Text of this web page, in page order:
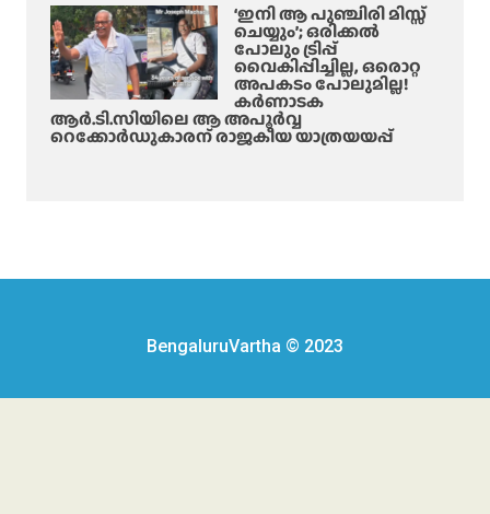
‘ഇനി ആ പുഞ്ചിരി മിസ്സ്
ചെയ്യും’; ഒരിക്കൽ
പോലും ട്രിപ്പ്
വൈകിപ്പിച്ചില്ല, ഒരൊറ്റ
അപകടം പോലുമില്ല!
കർണാടക
ആർ.ടി.സിയിലെ ആ അപൂർവ്വ
റെക്കോർഡുകാരന് രാജകീയ യാത്രയയപ്പ്
BengaluruVartha © 2023